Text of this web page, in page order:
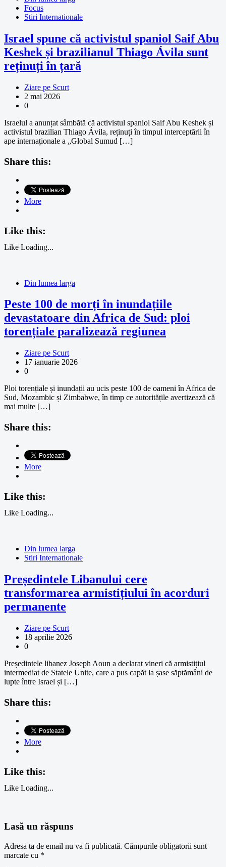
Focus
Stiri Internationale
Israel spune că activistul spaniol Saif Abu
Keshek și brazilianul Thiago Ávila sunt
reținuți în țară
Ziare pe Scurt
2 mai 2026
0
Israelul a anunțat sâmbătă că activistul spaniol Saif Abu Keshek și
activistul brazilian Thiago Ávila, reținuți în timpul interceptării în
ape internaționale a „Global Sumud […]
Share this:
More
Like this:
Like Loading...
Din lumea larga
Peste 100 de morți în inundațiile
devastatoare din Africa de Sud: ploi
torențiale paralizează regiunea
Ziare pe Scurt
17 ianuarie 2026
0
Ploi torențiale și inundații au ucis peste 100 de oameni în Africa de
Sud, Mozambic și Zimbabwe, în timp ce autoritățile avertizează că
mai multe […]
Share this:
More
Like this:
Like Loading...
Din lumea larga
Stiri Internationale
Președintele Libanului cere
transformarea armistițiului în acorduri
permanente
Ziare pe Scurt
18 aprilie 2026
0
Președintele libanez Joseph Aoun a declarat vineri că armistițiul
intermediat de Statele Unite, care a pus capăt la șase săptămâni de
lupte între Israel și […]
Share this:
More
Like this:
Like Loading...
Lasă un răspuns
Adresa ta de email nu va fi publicată. Câmpurile obligatorii sunt
marcate cu *